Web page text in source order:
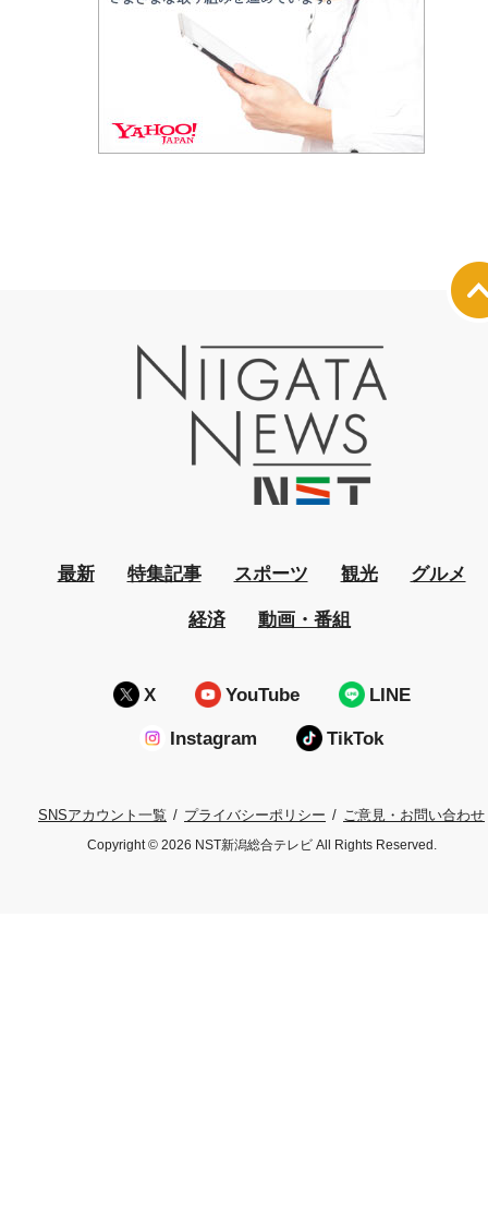
最新 特集記事 スポーツ 観光 グルメ
経済 動画・番組
X YouTube LINE
Instagram TikTok
SNSアカウント一覧 プライバシーポリシー ご意見・お問い合わせ
Copyright © 2026 NST新潟総合テレビ All Rights Reserved.